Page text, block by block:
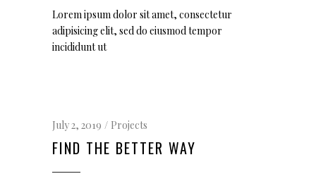
Lorem ipsum dolor sit amet, consectetur
adipisicing elit, sed do eiusmod tempor
incididunt ut
July 2, 2019 Projects
FIND THE BETTER WAY